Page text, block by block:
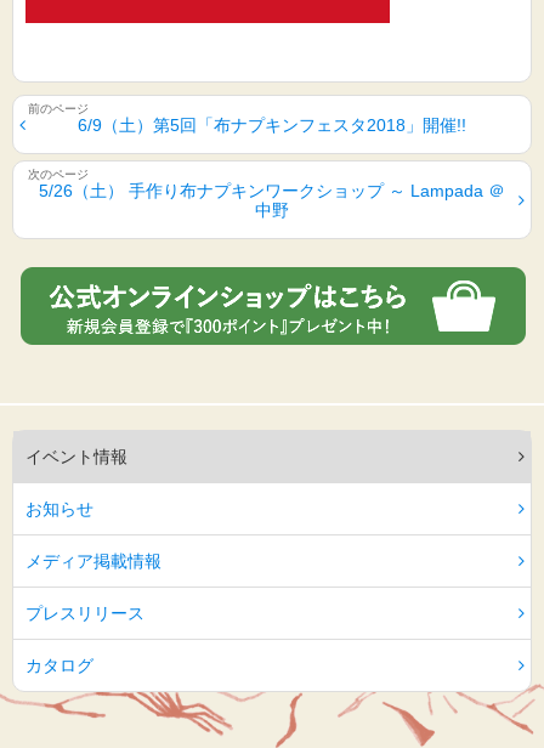
6/9（土）第5回「布ナプキンフェスタ2018」開催!!
5/26（土） 手作り布ナプキンワークショップ ～ Lampada ＠
中野
イベント情報
お知らせ
メディア掲載情報
プレスリリース
カタログ